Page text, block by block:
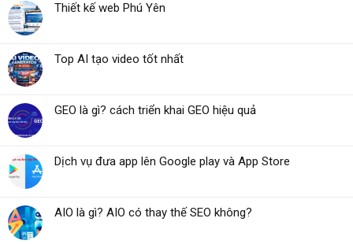
Thiết kế web Phú Yên
Top AI tạo video tốt nhất
GEO là gì? cách triển khai GEO hiệu quả
Dịch vụ đưa app lên Google play và App Store
AIO là gì? AIO có thay thế SEO không?